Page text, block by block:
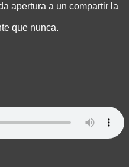
apertura a un compartir la
que nunca.